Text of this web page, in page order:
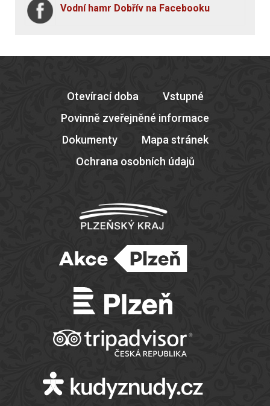
Vodní hamr Dobřív na Facebooku
Otevírací doba
Vstupné
Povinně zveřejněné informace
Dokumenty
Mapa stránek
Ochrana osobních údajů